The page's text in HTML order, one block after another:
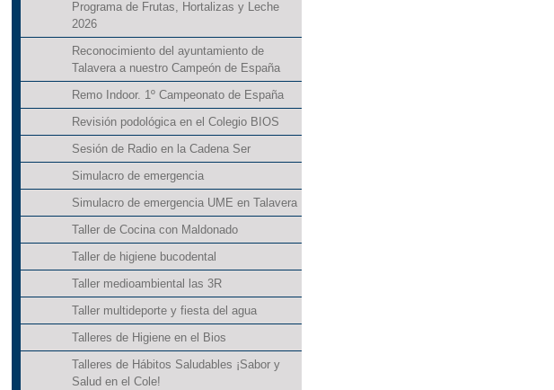
Programa de Frutas, Hortalizas y Leche
2026
Reconocimiento del ayuntamiento de
Talavera a nuestro Campeón de España
Remo Indoor. 1º Campeonato de España
Revisión podológica en el Colegio BIOS
Sesión de Radio en la Cadena Ser
Simulacro de emergencia
Simulacro de emergencia UME en Talavera
Taller de Cocina con Maldonado
Taller de higiene bucodental
Taller medioambiental las 3R
Taller multideporte y fiesta del agua
Talleres de Higiene en el Bios
Talleres de Hábitos Saludables ¡Sabor y
Salud en el Cole!